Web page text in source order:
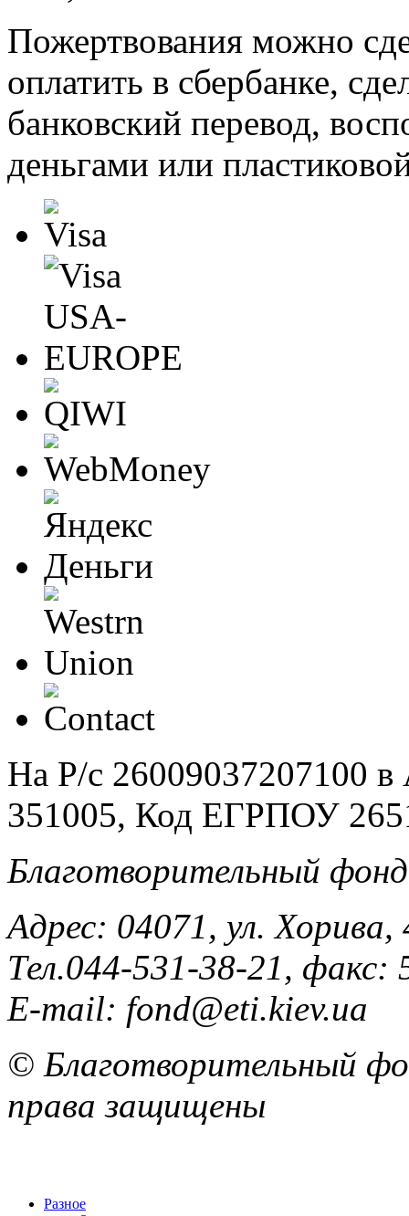
Пожертвования можно
оплатить в сбербанке,
банковский перевод,
деньгами или
На Р/c 26009037207100
351005, Код ЕГРПОУ
Благотворительный
Адрес: 04071, ул.
Тел.044-531-38-21, факс:
E-mail: fond@eti.kiev.ua
© Благотворительный
права защищены
Разное